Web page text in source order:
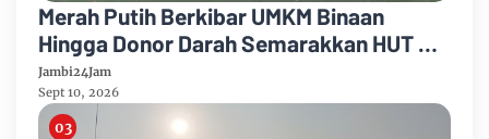
Merah Putih Berkibar UMKM Binaan
Hingga Donor Darah Semarakkan HUT RI
Ke-81 Di PTPN IV Regional IV
Jambi24Jam
Sept 10, 2026